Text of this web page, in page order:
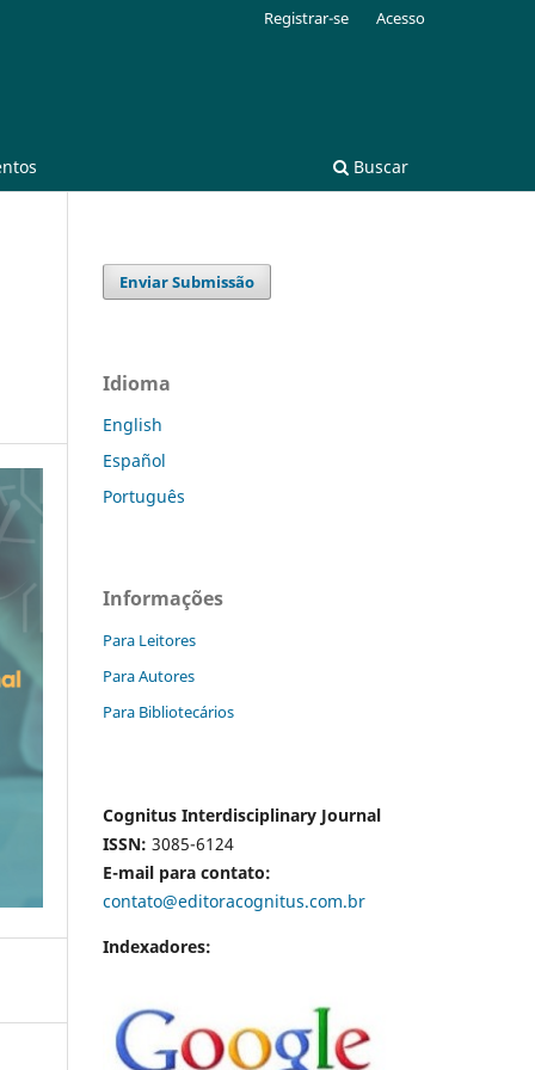
Buscar
Registrar-se Acesso
Enviar Submissão
Idioma
English
Español
Português
Informações
Para Leitores
Para Autores
Para Bibliotecários
Cognitus Interdisciplinary Journal
ISSN: 3085-6124
E-mail para contato:
contato@editoracognitus.com.br
Indexadores: